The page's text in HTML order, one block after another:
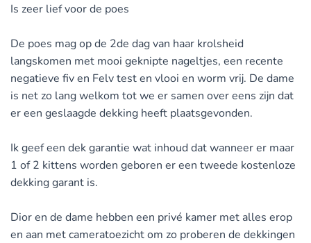
Is zeer lief voor de poes
De poes mag op de 2de dag van haar krolsheid
langskomen met mooi geknipte nageltjes, een recente
negatieve fiv en Felv test en vlooi en worm vrij. De dame
is net zo lang welkom tot we er samen over eens zijn dat
er een geslaagde dekking heeft plaatsgevonden.
Ik geef een dek garantie wat inhoud dat wanneer er maar
1 of 2 kittens worden geboren er een tweede kostenloze
dekking garant is.
Dior en de dame hebben een privé kamer met alles erop
en aan met cameratoezicht om zo proberen de dekkingen